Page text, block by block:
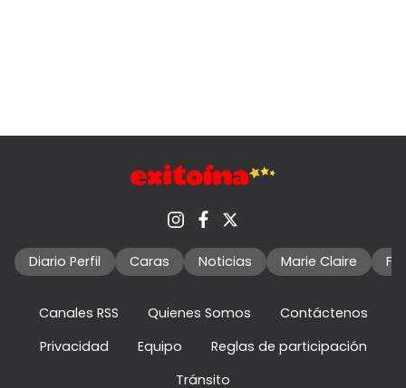
Diario Perfil Caras Noticias Marie Claire
Canales RSS Quienes Somos
Contáctenos
Privacidad
Equipo
Reglas de participación
Tránsito